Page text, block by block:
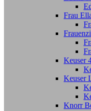
Frau
Keuser
Keuser
Knorr